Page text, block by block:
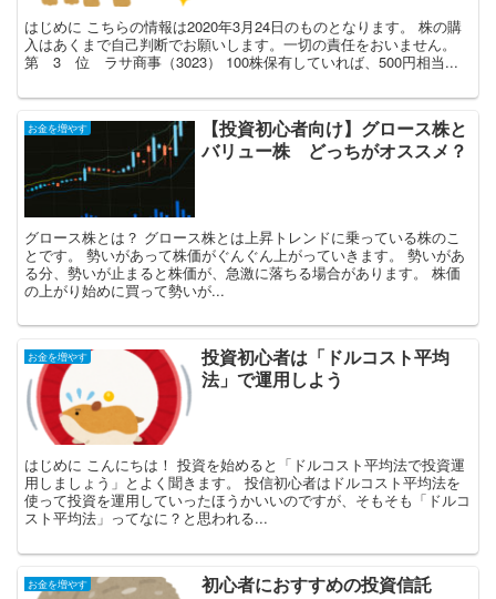
はじめに こちらの情報は2020年3月24日のものとなります。 株の購
入はあくまで自己判断でお願いします。一切の責任をおいません。
第 3 位 ラサ商事（3023） 100株保有していれば、500円相当...
お金を増やす
【投資初心者向け】グロース株と
バリュー株 どっちがオススメ？
グロース株とは？ グロース株とは上昇トレンドに乗っている株のこ
とです。 勢いがあって株価がぐんぐん上がっていきます。 勢いがあ
る分、勢いが止まると株価が、急激に落ちる場合があります。 株価
の上がり始めに買って勢いが...
お金を増やす
投資初心者は「ドルコスト平均
法」で運用しよう
はじめに こんにちは！ 投資を始めると「ドルコスト平均法で投資運
用しましょう」とよく聞きます。 投信初心者はドルコスト平均法を
使って投資を運用していったほうかいいのですが、そもそも「ドルコ
スト平均法」ってなに？と思われる...
お金を増やす 初心者におすすめの投資信託